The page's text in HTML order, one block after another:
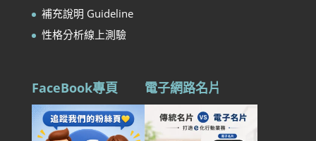
補充說明 Guideline
性格分析線上測驗
FaceBook專頁 電子網路名片